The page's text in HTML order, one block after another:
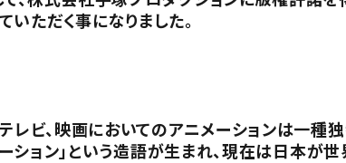
ただく事になりました。
ビ、映画においてのアニメーションは一種
ョン」という造語が生まれ、現在は日本が